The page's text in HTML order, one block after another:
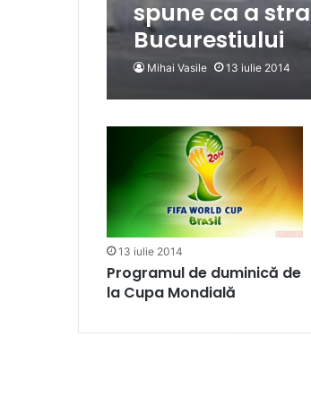
spune ca a
Bucurestiului
Mihai Vasile 13 iulie 2014
13 iulie 2014
Programul de duminică de
la Cupa Mondială